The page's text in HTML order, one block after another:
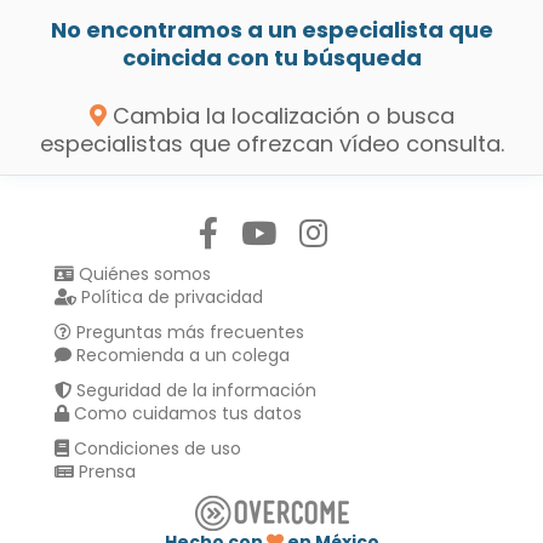
No encontramos a un especialista que
coincida con tu búsqueda
Cambia la localización o busca
especialistas que ofrezcan vídeo consulta.
Quiénes somos
Política de privacidad
Preguntas más frecuentes
Recomienda a un colega
Seguridad de la información
Como cuidamos tus datos
Condiciones de uso
Prensa